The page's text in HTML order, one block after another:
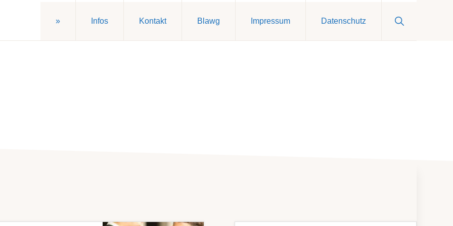
» Infos Kontakt Blawg Impressum Datenschutz
Show
Search